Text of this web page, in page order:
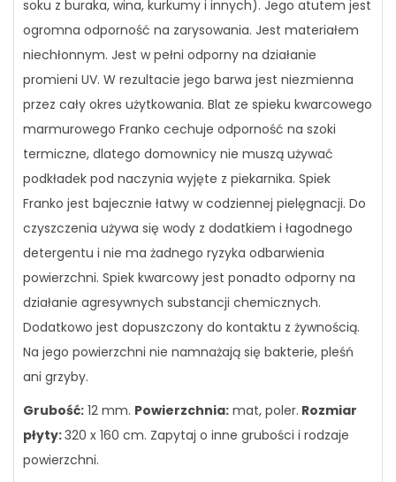
soku z buraka, wina, kurkumy i innych). Jego atutem jest
ogromna odporność na zarysowania. Jest materiałem
niechłonnym. Jest w pełni odporny na działanie
promieni UV. W rezultacie jego barwa jest niezmienna
przez cały okres użytkowania. Blat ze spieku kwarcowego
marmurowego Franko cechuje odporność na szoki
termiczne, dlatego domownicy nie muszą używać
podkładek pod naczynia wyjęte z piekarnika. Spiek
Franko jest bajecznie łatwy w codziennej pielęgnacji. Do
czyszczenia używa się wody z dodatkiem i łagodnego
detergentu i nie ma żadnego ryzyka odbarwienia
powierzchni. Spiek kwarcowy jest ponadto odporny na
działanie agresywnych substancji chemicznych.
Dodatkowo jest dopuszczony do kontaktu z żywnością.
Na jego powierzchni nie namnażają się bakterie, pleśń
ani grzyby.
Grubość: 12 mm. Powierzchnia: mat, poler. Rozmiar
płyty:320 x 160 cm. Zapytaj o inne grubości i rodzaje
powierzchni.